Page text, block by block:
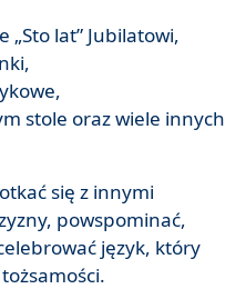
lat” Jubilatowi,
stole oraz wiele innych
się z innymi
powspominać,
język, który